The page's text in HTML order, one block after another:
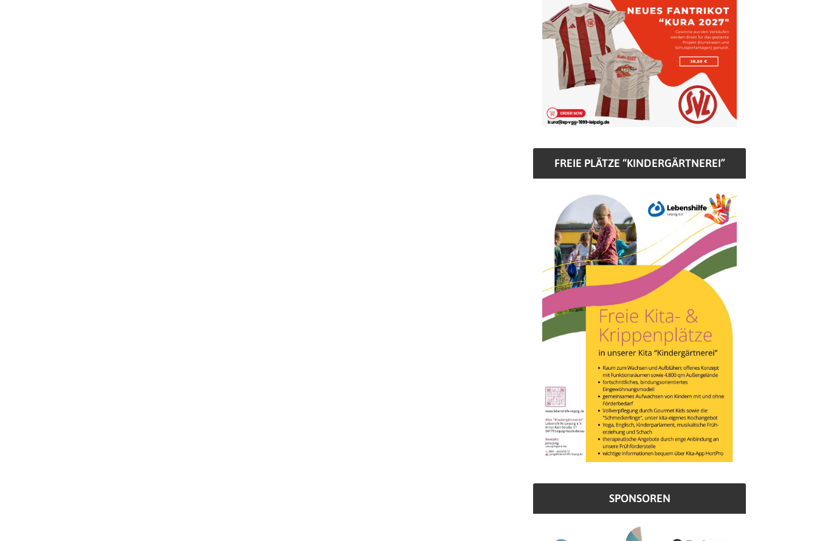
FREIE PLÄTZE “KINDERGÄRTNEREI”
SPONSOREN